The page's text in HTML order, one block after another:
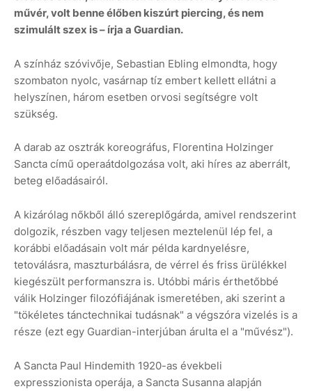
művér, volt benne élőben kiszúrt piercing, és nem
szimulált szex is – írja a Guardian.
A színház szóvivője, Sebastian Ebling elmondta, hogy
szombaton nyolc, vasárnap tíz embert kellett ellátni a
helyszínen, három esetben orvosi segítségre volt
szükség.
A darab az osztrák koreográfus, Florentina Holzinger
Sancta című operaátdolgozása volt, aki híres az aberrált,
beteg előadásairól.
A kizárólag nőkből álló szereplőgárda, amivel rendszerint
dolgozik, részben vagy teljesen meztelenül lép fel, a
korábbi előadásain volt már példa kardnyelésre,
tetoválásra, maszturbálásra, de vérrel és friss ürülékkel
kiegészült performanszra is. Utóbbi máris érthetőbbé
válik Holzinger filozófiájának ismeretében, aki szerint a
"tökéletes tánctechnikai tudásnak" a végszóra vizelés is a
része (ezt egy Guardian-interjúban árulta el a "művész").
A Sancta Paul Hindemith 1920-as évekbeli
expresszionista operája, a Sancta Susanna alapján